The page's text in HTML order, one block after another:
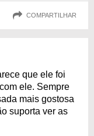
COMPARTILHAR
que ele foi
ele. Sempre
mais gostosa
suporta ver as